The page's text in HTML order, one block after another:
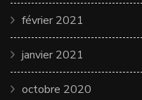
février 2021
janvier 2021
octobre 2020